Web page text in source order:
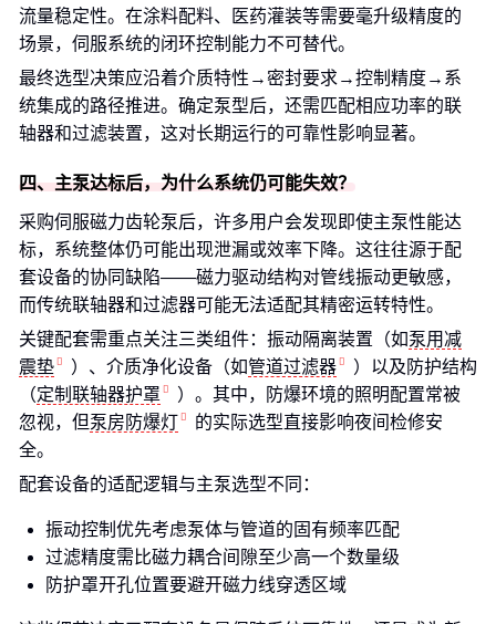
流量稳定性。在涂料配料、医药灌装等需要毫升级精度的
场景，伺服系统的闭环控制能力不可替代。
最终选型决策应沿着介质特性→密封要求→控制精度→系
统集成的路径推进。确定泵型后，还需匹配相应功率的联
轴器和过滤装置，这对长期运行的可靠性影响显著。
四、主泵达标后，为什么系统仍可能失效？
采购伺服磁力齿轮泵后，许多用户会发现即使主泵性能达
标，系统整体仍可能出现泄漏或效率下降。这往往源于配
套设备的协同缺陷——磁力驱动结构对管线振动更敏感，
而传统联轴器和过滤器可能无法适配其精密运转特性。
关键配套需重点关注三类组件：振动隔离装置（如泵用减
震垫
）、介质净化设备（如管道过滤器
）以及防护结构
（定制联轴器护罩
）。其中，防爆环境的照明配置常被
忽视，但泵房防爆灯
的实际选型直接影响夜间检修安
全。
配套设备的适配逻辑与主泵选型不同：
振动控制优先考虑泵体与管道的固有频率匹配
过滤精度需比磁力耦合间隙至少高一个数量级
防护罩开孔位置要避开磁力线穿透区域